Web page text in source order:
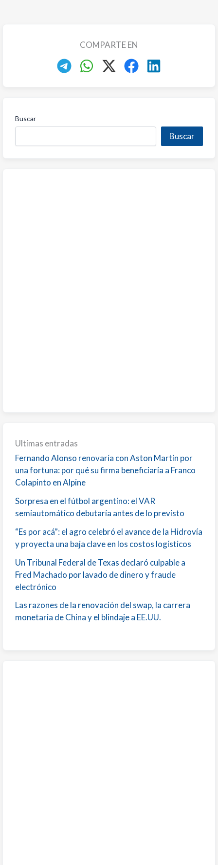
COMPARTE EN
Buscar
Buscar
Ultimas entradas
Fernando Alonso renovaría con Aston Martin por
una fortuna: por qué su firma beneficiaría a Franco
Colapinto en Alpine
Sorpresa en el fútbol argentino: el VAR
semiautomático debutaría antes de lo previsto
“Es por acá”: el agro celebró el avance de la Hidrovía
y proyecta una baja clave en los costos logísticos
Un Tribunal Federal de Texas declaró culpable a
Fred Machado por lavado de dinero y fraude
electrónico
Las razones de la renovación del swap, la carrera
monetaria de China y el blindaje a EE.UU.